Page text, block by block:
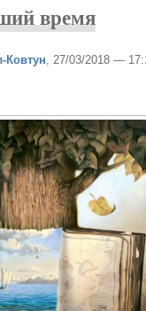
время
Ковтун , 27/03/2018 —